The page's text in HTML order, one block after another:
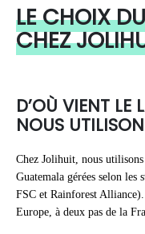
LE CHOIX
CHEZ
D’OÙ VIENT LE
NOUS
Chez Jolihuit, nous
Guatemala gérées selon les
FSC et Rainforest Alliance).
Europe, à deux pas de la